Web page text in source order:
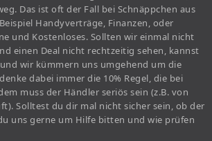
Das ist oft der Fall bei Schnäppchen aus
Handyverträge, Finanzen, oder
und Kostenloses. Sollten wir einmal nicht
einen Deal nicht rechtzeitig sehen, kannst
wir kümmern uns umgehend um die
dabei immer die 10% Regel, die bei
muss der Händler seriös sein (z.B. von
Solltest du dir mal nicht sicher sein, ob der
uns gerne um Hilfe bitten und wie prüfen